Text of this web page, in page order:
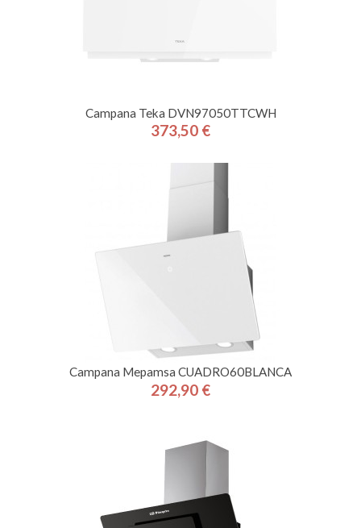
Campana Teka DVN97050TTCWH
Precio
373,50 €
Campana Mepamsa CUADRO60BLANCA
Precio
292,90 €